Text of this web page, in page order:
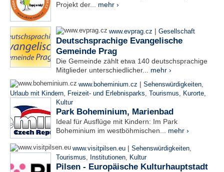
Projekt der... mehr ›
www.evprag.cz | Gesellschaft
Deutschsprachige Evangelische
Gemeinde Prag
Die Gemeinde zählt etwa 140 deutschsprachige
Mitglieder unterschiedlicher... mehr ›
www.boheminium.cz | Sehenswürdigkeiten,
Urlaub mit Kindern, Freizeit- und Erlebnisparks, Tourismus, Kurorte,
Kultur
Park Boheminium, Marienbad
Ideal für Ausflüge mit Kindern: Im Park
Boheminium im westböhmischen... mehr ›
www.visitpilsen.eu | Sehenswürdigkeiten,
Tourismus, Institutionen, Kultur
Pilsen - Europäische Kulturhauptstadt